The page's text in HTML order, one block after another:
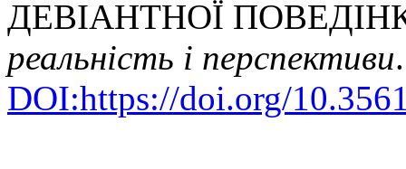
ДЕВІАНТНОЇ
реальність і перспективи
DOI:https://doi.org/